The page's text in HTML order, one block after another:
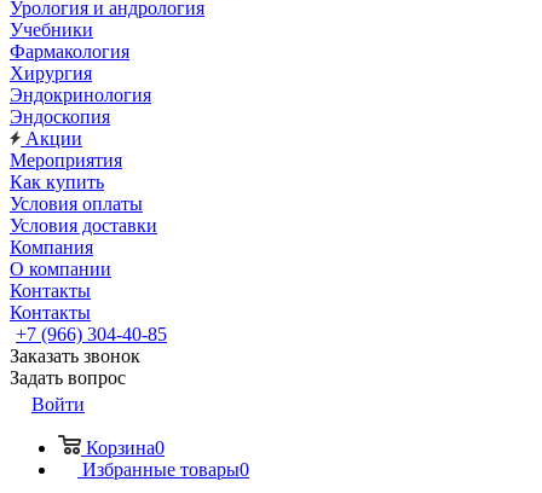
Урология и андрология
Учебники
Фармакология
Хирургия
Эндокринология
Эндоскопия
Акции
Мероприятия
Как купить
Условия оплаты
Условия доставки
Компания
О компании
Контакты
Контакты
+7 (966) 304-40-85
Заказать звонок
Задать вопрос
Войти
Корзина0
Избранные товары0